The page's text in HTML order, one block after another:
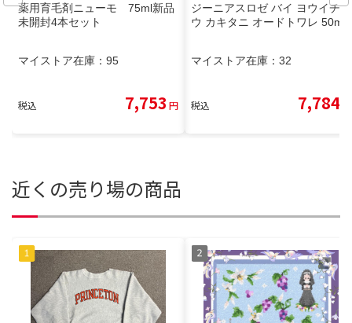
薬用育毛剤ニューモ 75ml新品
未開封4本セット
マイストア在庫： 95
税込 7,753 円
ジーニアスロゼ バイ ヨウイチロ
ウ カキタニ オードトワレ 50ml
マイストア在庫： 32
税込 7,784
近くの売り場の商品